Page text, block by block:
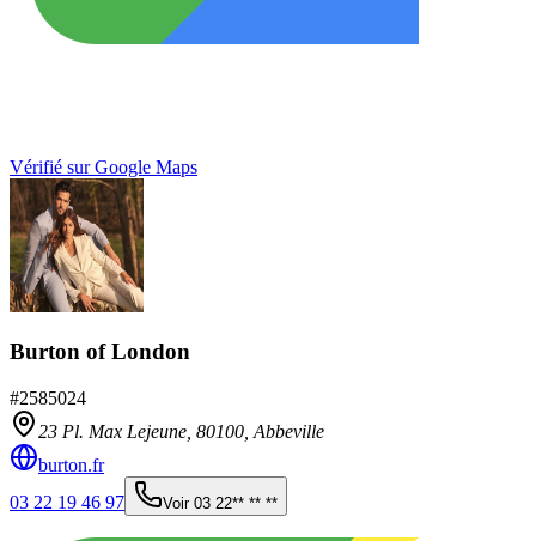
Vérifié sur Google Maps
Burton of London
#2585024
23 Pl. Max Lejeune, 80100 Abbeville
burton.fr
03 22 19 46 97
Voir 03 22** ** **